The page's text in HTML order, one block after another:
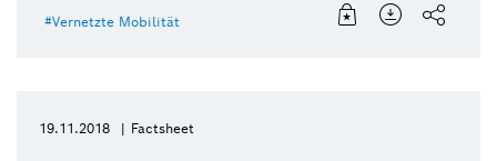
Vernetzte Mobilität
19.11.2018 Factsheet